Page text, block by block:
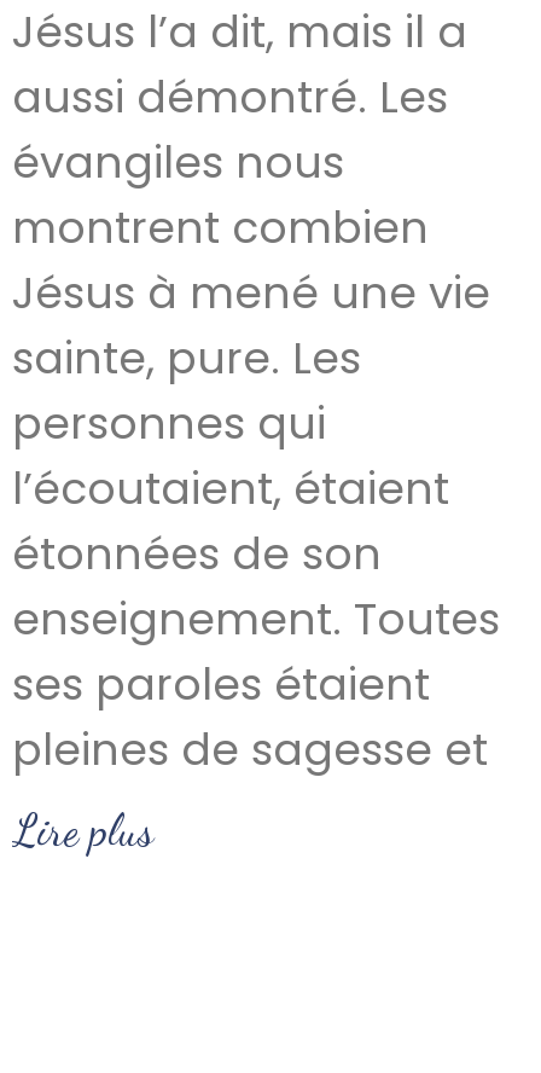
Jésus l’a dit, mais il a
aussi démontré. Les
évangiles nous
montrent combien
Jésus à mené une vie
sainte, pure. Les
personnes qui
l’écoutaient, étaient
étonnées de son
enseignement. Toutes
ses paroles étaient
pleines de sagesse et
Lire plus